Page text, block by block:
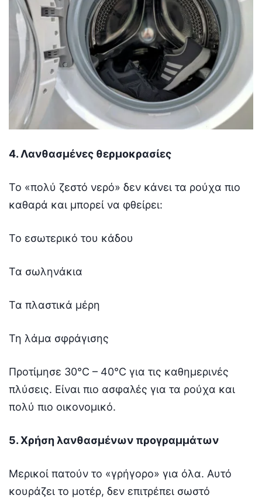
4. Λανθασμένες θερμοκρασίες
Το «πολύ ζεστό νερό» δεν κάνει τα ρούχα πιο
καθαρά και μπορεί να φθείρει:
Το εσωτερικό του κάδου
Τα σωληνάκια
Τα πλαστικά μέρη
Τη λάμα σφράγισης
Προτίμησε 30°C – 40°C για τις καθημερινές
πλύσεις. Είναι πιο ασφαλές για τα ρούχα και
πολύ πιο οικονομικό.
5. Χρήση λανθασμένων προγραμμάτων
Μερικοί πατούν το «γρήγορο» για όλα. Αυτό
κουράζει το μοτέρ, δεν επιτρέπει σωστό